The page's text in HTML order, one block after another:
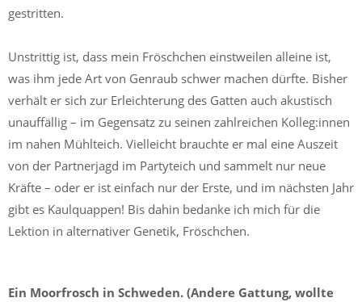
gestritten.
Unstrittig ist, dass mein Fröschchen einstweilen alleine ist,
was ihm jede Art von Genraub schwer machen dürfte. Bisher
verhält er sich zur Erleichterung des Gatten auch akustisch
unauffällig – im Gegensatz zu seinen zahlreichen Kolleg:innen
im nahen Mühlteich. Vielleicht brauchte er mal eine Auszeit
von der Partnerjagd im Partyteich und sammelt nur neue
Kräfte – oder er ist einfach nur der Erste, und im nächsten Jahr
gibt es Kaulquappen! Bis dahin bedanke ich mich für die
Lektion in alternativer Genetik, Fröschchen.
Ein Moorfrosch in Schweden. (Andere Gattung, wollte